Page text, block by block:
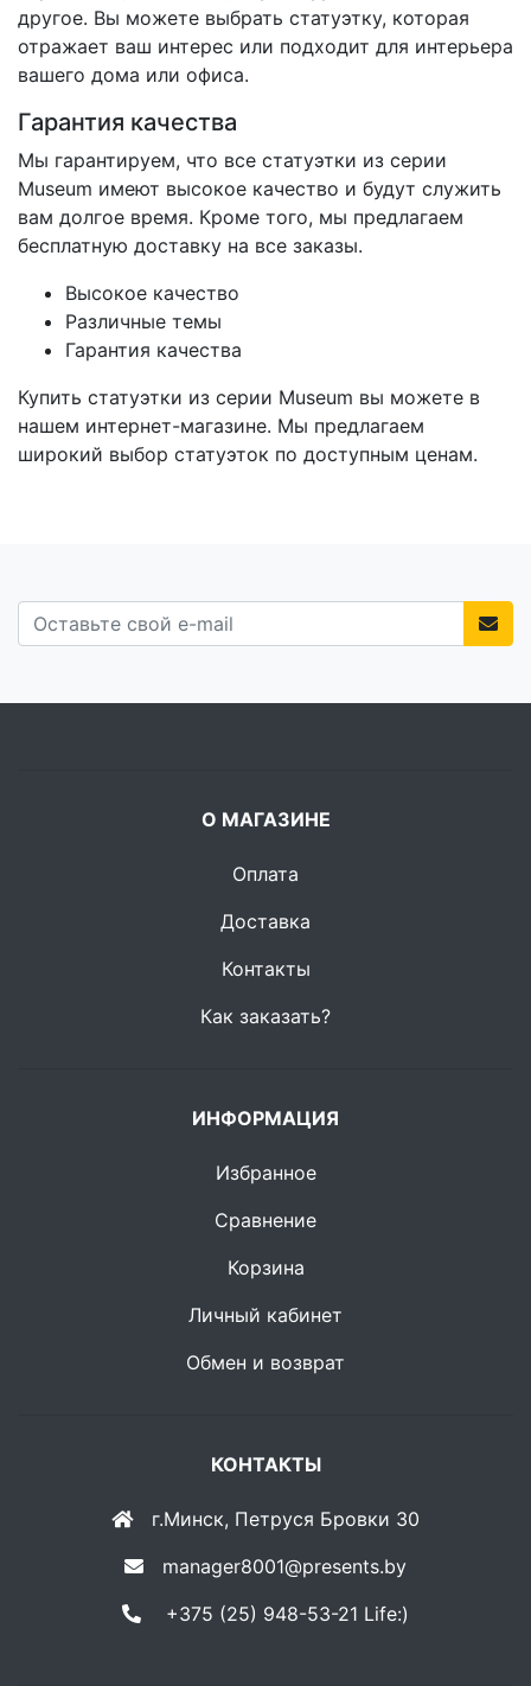
другое. Вы можете выбрать статуэтку, которая
отражает ваш интерес или подходит для интерьера
вашего дома или офиса.
Гарантия качества
Мы гарантируем, что все статуэтки из серии
Museum имеют высокое качество и будут служить
вам долгое время. Кроме того, мы предлагаем
бесплатную доставку на все заказы.
Высокое качество
Различные темы
Гарантия качества
Купить статуэтки из серии Museum вы можете в
нашем интернет-магазине. Мы предлагаем
широкий выбор статуэток по доступным ценам.
О МАГАЗИНЕ
Оплата
Доставка
Контакты
Как заказать?
ИНФОРМАЦИЯ
Избранное
Сравнение
Корзина
Личный кабинет
Обмен и возврат
КОНТАКТЫ
г.Минск, Петруся Бровки 30
manager8001@presents.by
+375 (25) 948-53-21 Life:)